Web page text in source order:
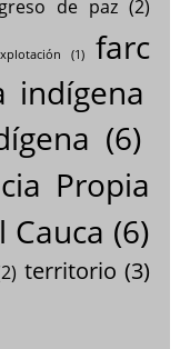
de paz(2)
(1)
farc
indígena
(6)
Propia
Cauca (6)
territorio (3)